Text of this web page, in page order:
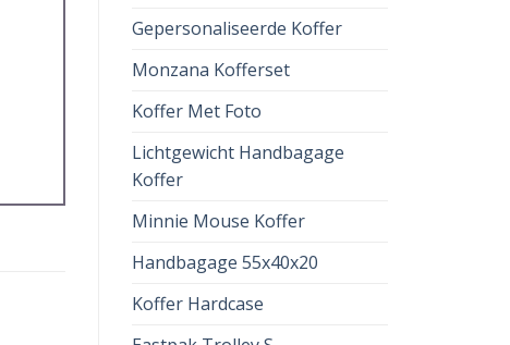
Gepersonaliseerde Koffer
Monzana Kofferset
Koffer Met Foto
Lichtgewicht Handbagage
Koffer
Minnie Mouse Koffer
Handbagage 55x40x20
Koffer Hardcase